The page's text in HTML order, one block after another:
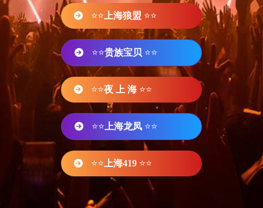
⭐⭐ 上海狼盟 ⭐⭐
⭐⭐贵族宝贝 ⭐⭐
⭐⭐夜 上 海 ⭐⭐
⭐⭐ 上海龙凤 ⭐⭐
⭐⭐ 上海419 ⭐⭐